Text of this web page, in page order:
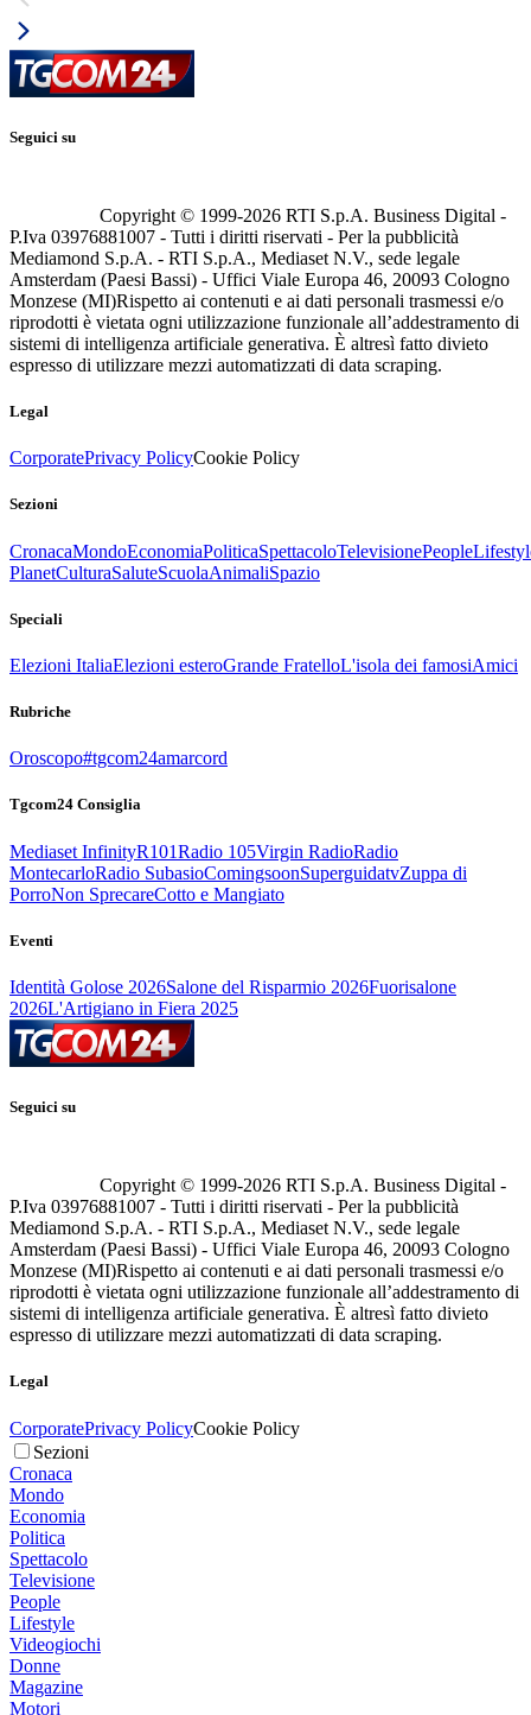
Seguici su
Copyright © 1999-2026 RTI S.p.A. Business Digital -
P.Iva 03976881007 - Tutti i diritti riservati - Per la pubblicità
Mediamond S.p.A. - RTI S.p.A., Mediaset N.V., sede legale
Amsterdam (Paesi Bassi) - Uffici Viale Europa 46, 20093 Cologno
Monzese (MI)Rispetto ai contenuti e ai dati personali trasmessi e/o
riprodotti è vietata ogni utilizzazione funzionale all’addestramento di
sistemi di intelligenza artificiale generativa. È altresì fatto divieto
espresso di utilizzare mezzi automatizzati di data scraping.
Legal
CorporatePrivacy PolicyCookie Policy
Sezioni
CronacaMondoEconomiaPoliticaSpettacoloTelevisionePeople
PlanetCulturaSaluteScuolaAnimaliSpazio
Speciali
Elezioni ItaliaElezioni esteroGrande FratelloL'isola dei famosiAmici
Rubriche
Oroscopo#tgcom24amarcord
Tgcom24 Consiglia
Mediaset InfinityR101Radio 105Virgin RadioRadio
MontecarloRadio SubasioComingsoonSuperguidatvZuppa di
PorroNon SprecareCotto e Mangiato
Eventi
Identità Golose 2026Salone del Risparmio 2026Fuorisalone
2026L'Artigiano in Fiera 2025
Seguici su
Copyright © 1999-2026 RTI S.p.A. Business Digital -
P.Iva 03976881007 - Tutti i diritti riservati - Per la pubblicità
Mediamond S.p.A. - RTI S.p.A., Mediaset N.V., sede legale
Amsterdam (Paesi Bassi) - Uffici Viale Europa 46, 20093 Cologno
Monzese (MI)Rispetto ai contenuti e ai dati personali trasmessi e/o
riprodotti è vietata ogni utilizzazione funzionale all’addestramento di
sistemi di intelligenza artificiale generativa. È altresì fatto divieto
espresso di utilizzare mezzi automatizzati di data scraping.
Legal
CorporatePrivacy PolicyCookie Policy
Sezioni
Cronaca
Mondo
Economia
Politica
Spettacolo
Televisione
People
Lifestyle
Videogiochi
Donne
Magazine
Motori